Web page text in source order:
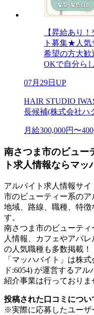
【昇給あり
ト募集★人気
希望の方大
OKで自分ら
07月29日UP
HAIR STUDIO
長候補(株式会社ハ
月給300,000円〜
南さつま市のビュー
ト求人情報ならマッ
アルバイト求人情報サ
市のビューティー系の
地域、路線、職種、特
す。
南さつま市のビューテ
人情報、カフェやアパ
の人気職種も多数掲載！
「マッハバイト」は株
ド:6054) が運営するア
紹介事業は行っておりま
投稿された口コミについ
※実際に応募したユーザ